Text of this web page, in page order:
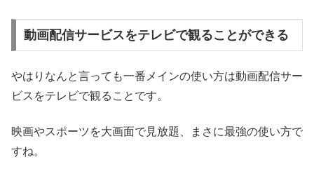
動画配信サービスをテレビで観ることができる
やはりなんと言っても一番メインの使い方は動画配信サー
ビスをテレビで観ることです。
映画やスポーツを大画面で見放題、まさに最強の使い方で
すね。